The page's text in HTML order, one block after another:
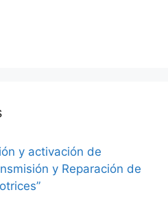
y activación de
y Reparación de